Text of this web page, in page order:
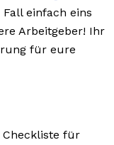
einfach eins
Arbeitgeber! Ihr
für eure
Checkliste für